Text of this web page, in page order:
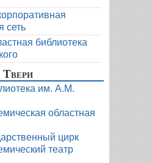
сеть
библиотека
им. А.М.
областная
цирк
театр